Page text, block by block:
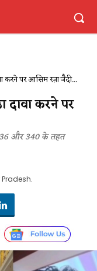
करने पर आसिम रज़ा जैदी...
दावा करने पर
और 340 के तहत